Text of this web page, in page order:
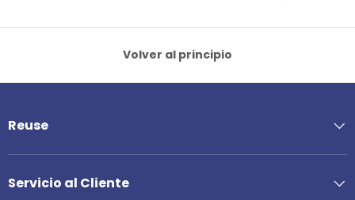
Volver al principio
Reuse
Servicio al Cliente